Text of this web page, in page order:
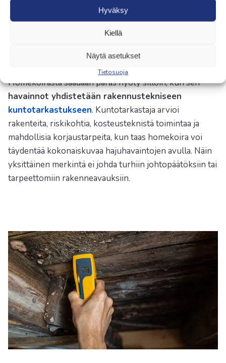
Hyväksy
Kiellä
Näytä asetukset
Tietosuoja
kuntotarkastuksen rinnalla
Homekoirasta saadaan paras hyöty silloin, kun sen
havainnot yhdistetään rakennustekniseen
kuntotarkastukseen. Kuntotarkastaja arvioi
rakenteita, riskikohtia, kosteusteknistä toimintaa ja
mahdollisia korjaustarpeita, kun taas homekoira voi
täydentää kokonaiskuvaa hajuhavaintojen avulla. Näin
yksittäinen merkintä ei johda turhiin johtopäätöksiin tai
tarpeettomiin rakenneavauksiin.